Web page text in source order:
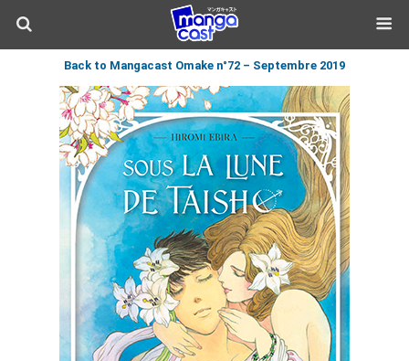
Back to Mangacast Omake n°72 – Septembre 2019